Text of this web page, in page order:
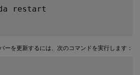
restart
ーを更新するには、次のコマンドを実行します：